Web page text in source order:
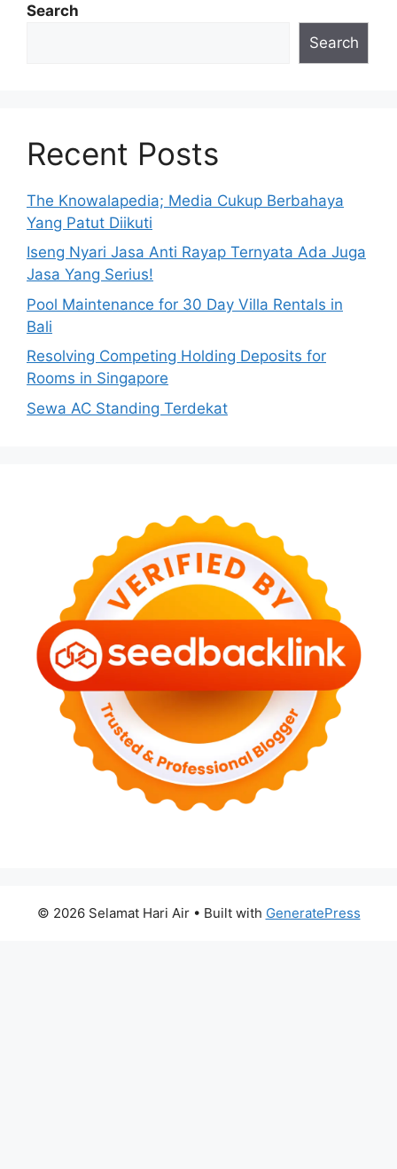
Search
Search
Recent Posts
The Knowalapedia; Media Cukup Berbahaya
Yang Patut Diikuti
Iseng Nyari Jasa Anti Rayap Ternyata Ada Juga
Jasa Yang Serius!
Pool Maintenance for 30 Day Villa Rentals in
Bali
Resolving Competing Holding Deposits for
Rooms in Singapore
Sewa AC Standing Terdekat
© 2026 Selamat Hari Air• Built with GeneratePress